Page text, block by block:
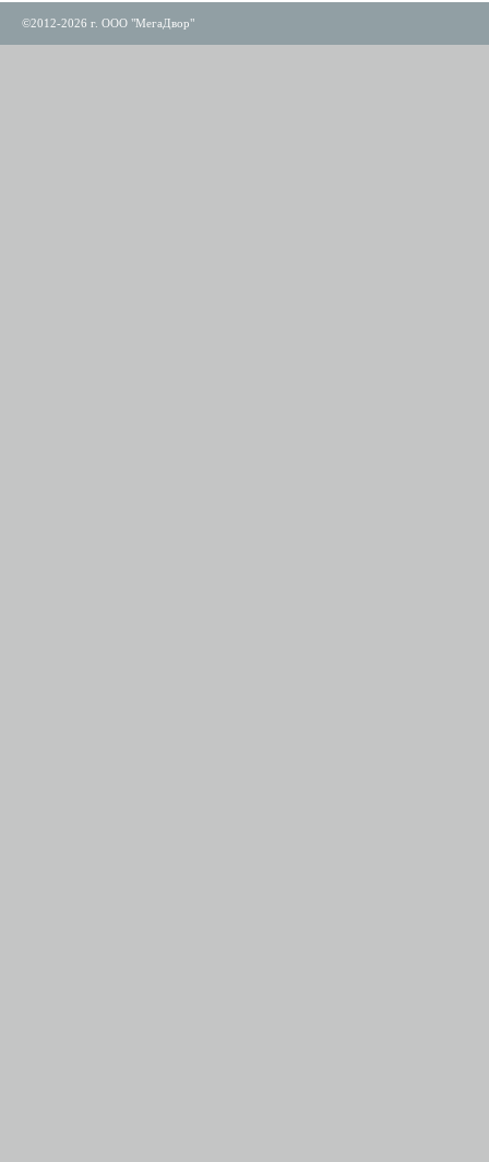
©2012-2026 г. ООО "МегаДвор"